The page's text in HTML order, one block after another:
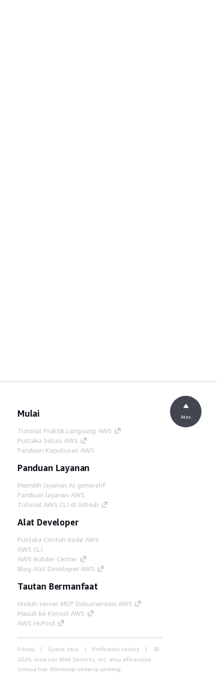
Mulai
Tutorial Praktik Langsung AWS
Pustaka Solusi AWS
Panduan Keputusan AWS
Panduan Layanan
Memilih layanan AI generatif
Panduan layanan AWS
Tutorial AWS CLI di GitHub
Alat Developer
Pustaka Contoh Kode AWS
AWS CLI
AWS Builder Center
Blog Alat Developer AWS
Tautan Bermanfaat
Unduh server MCP Dokumentasi AWS
Masuk ke Konsol AWS
AWS re:Post
Privasi Syarat situs Preferensi cookie
©
2026, Amazon Web Services, Inc. atau afiliasinya.
Semua hak dilindungi undang-undang.
Atas